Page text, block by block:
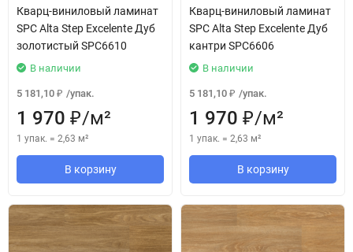
Кварц-виниловый ламинат
SPC Alta Step Excelente Дуб
золотистый SPC6610
В наличии
5 181,10 ₽ /упак.
1 970 ₽/м²
1 упак. = 2,63 м²
В корзину
Кварц-виниловый ламинат
SPC Alta Step Excelente Дуб
кантри SPC6606
В наличии
5 181,10 ₽ /упак.
1 970 ₽/м²
1 упак. = 2,63 м²
В корзину